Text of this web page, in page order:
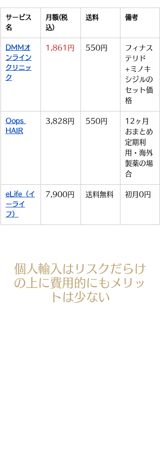
サービス
名
月額(税
込)
送料 備考
DMMオ
ンライン
クリニッ
ク
1,861円 550円
フィナス
テリド
+ミノキ
シジルの
セット価
格
Oops
HAIR
3,828円 550円
12ヶ月
おまとめ
定期利
用・海外
製薬の場
合
eLife（イ
ーライ
フ）
7,900円 送料無料 初月0円
個人輸入はリスクだらけ
の上に費用的にもメリッ
トは少ない